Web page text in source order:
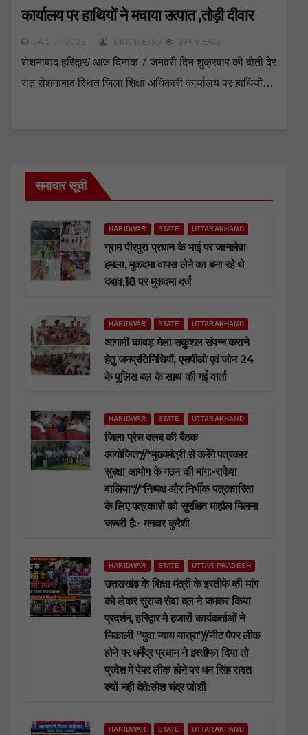
कार्यालय पर हाथियों ने मचाया उत्पात ,तोड़ी दीवार
JAN 7, 2022 BKK NEWS 394 VIEWS
रोशनाबाद हरिद्वार/ आज दिनांक 7 जनवरी दिन शुक्रवार की बीती देर
रात रोशनाबाद स्थित जिला शिक्षा अधिकारी कार्यालय पर हाथियों…
समाचार सूची
HARIDWAR STATE UTTARAKHAND
ग्राम पीरपुरा प्रधान के भाई पर जानलेवा
हमला, मुकदमा वापस लेने का बना रहे थे
दबाव,18 पर मुकदमा दर्ज
HARIDWAR STATE UTTARAKHAND
आगामी कावड़ मेला सकुशल संपन्न कराने
हेतु जनप्रतिनिधियों, एसपीओ एवं जोन 24
के पुलिस बल के साथ की गई वार्ता
HARIDWAR STATE UTTARAKHAND
जिला प्रेस क्लब की बैठक
आयोजित*//*मुख्यमंत्री से करेंगे पत्रकार
सुरक्षा आयोग के गठन की मांग:-राकेश
वालिया*//*निष्पक्ष और निर्भीक पत्रकारिता
के लिए पत्रकारों को सुरक्षित माहौल मिलना
जरूरी है:- मनव्वर कुरैशी
HARIDWAR STATE UTTAR PRADESH
उत्तराखंड के शिक्षा मंत्री के इस्तीफे की मांग
को लेकर सुराज सेवा दल ने जमकर किया
प्रदर्शन, हरिद्वार मे हजारों कार्यकर्ताओं ने
निकाली “युवा न्याय यात्रा”//नीट पेपर लीक
होने पर धर्मेंद्र प्रधान ने इस्तीफा दिया तो
प्रदेश में पेपर लीक होने पर धन सिंह रावत
क्यों नही देते:रमेश चंद्र जोशी
HARIDWAR STATE UTTARAKHAND